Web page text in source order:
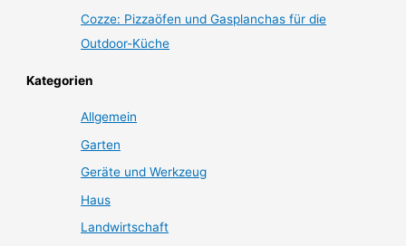
Cozze: Pizzaöfen und Gasplanchas für die
Outdoor-Küche
Kategorien
Allgemein
Garten
Geräte und Werkzeug
Haus
Landwirtschaft